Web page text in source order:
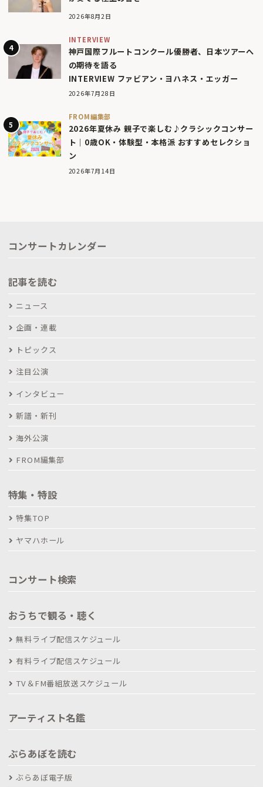
2026年8月2日
INTERVIEW
神戸国際フルートコンクール優勝者、日本ツアーへ
の期待を語る
INTERVIEW ファビアン・ヨハネス・エッガー
2026年7月28日
FROM編集部
2026年夏休み 親子で楽しむ♪クラシックコンサー
ト｜0歳OK・体験型・本格派 おすすめセレクショ
ン
2026年7月14日
コンサートカレンダー
記事を読む
ニュース
企画・連載
トピックス
注目公演
インタビュー
新譜・新刊
海外公演
FROM編集部
特集・特設
特集TOP
ヤマハホール
コンサート検索
おうちで観る・聴く
無料ライブ配信スケジュール
有料ライブ配信スケジュール
TV＆FM番組放送スケジュール
アーティスト名鑑
ぶらあぼを読む
ぶらあぼ電子版